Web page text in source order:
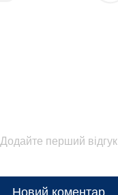
Додайте перший відгук